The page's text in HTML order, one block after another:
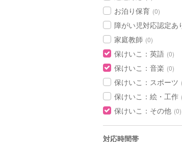
お泊り保育 (0)
障がい児対応認定あ
家庭教師 (0)
保けいこ：英語 (0)
保けいこ：音楽 (0)
保けいこ：スポーツ
保けいこ：絵・工作
保けいこ：その他 (0)
対応時間帯